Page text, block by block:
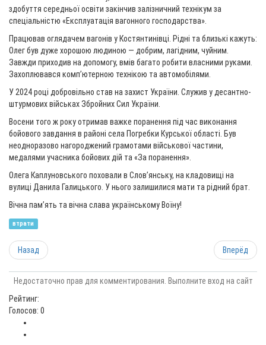
здобуття середньої освіти закінчив залізничний технікум за
спеціальністю «Експлуатація вагонного господарства».
Працював оглядачем вагонів у Костянтинівці. Рідні та близькі кажуть:
Олег був дуже хорошою людиною — добрим, лагідним, чуйним.
Завжди приходив на допомогу, вмів багато робити власними руками.
Захоплювався комп’ютерною технікою та автомобілями.
У 2024 році добровільно став на захист України. Служив у десантно-
штурмових військах Збройних Сил України.
Восени того ж року отримав важке поранення під час виконання
бойового завдання в районі села Погребки Курської області. Був
неодноразово нагороджений грамотами військової частини,
медалями учасника бойових дій та «За поранення».
Олега Каплуновського поховали в Слов’янську, на кладовищі на
вулиці Данила Галицького. У нього залишилися мати та рідний брат.
Вічна пам’ять та вічна слава українському Воїну!
втрати
Назад Вперёд
Недостаточно прав для комментирования. Выполните вход на сайт
Рейтинг:
Голосов: 0